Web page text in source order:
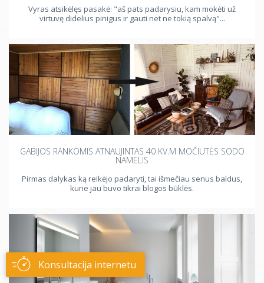
Vyras atsikėlęs pasakė: "aš pats padarysiu, kam mokėti už
virtuvę didelius pinigus ir gauti net ne tokią spalvą"...
GABIJOS RANKOMIS ATNAUJINTAS 40 KV.M MOČIUTĖS SODO
NAMELIS
Pirmas dalykas ką reikėjo padaryti, tai išmečiau senus baldus,
kurie jau buvo tikrai blogos būklės.
Konsultacija internetu